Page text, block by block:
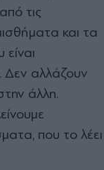
τις
και τα
Δεν αλλάζουν
άλλη.
που το λέει